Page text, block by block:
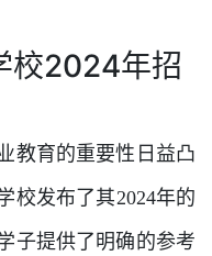
校2024年招
教育的重要性日益凸
校发布了其2024年的
子提供了明确的参考